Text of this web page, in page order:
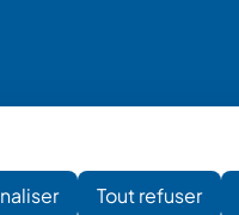
Tout refuser